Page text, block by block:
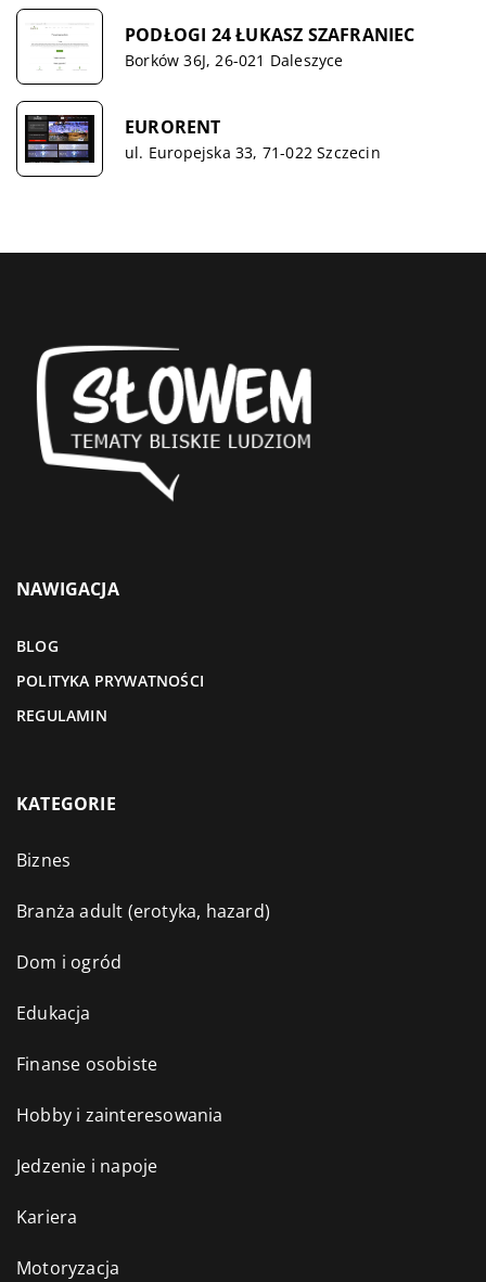
PODŁOGI 24 ŁUKASZ SZAFRANIEC
Borków 36J, 26-021 Daleszyce
EURORENT
ul. Europejska 33, 71-022 Szczecin
NAWIGACJA
BLOG
POLITYKA PRYWATNOŚCI
REGULAMIN
KATEGORIE
Biznes
Branża adult (erotyka, hazard)
Dom i ogród
Edukacja
Finanse osobiste
Hobby i zainteresowania
Jedzenie i napoje
Kariera
Motoryzacja